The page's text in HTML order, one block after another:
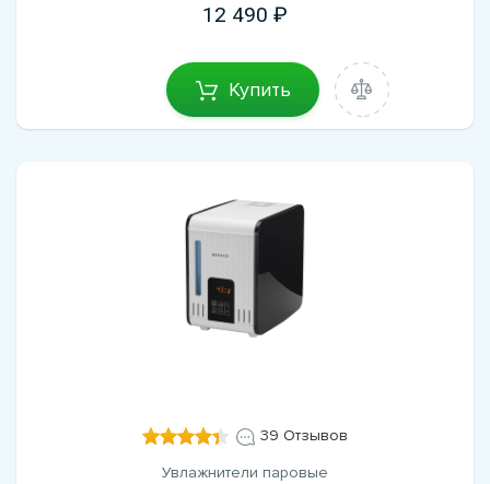
12 490
Купить
39 Отзывов
Увлажнители паровые